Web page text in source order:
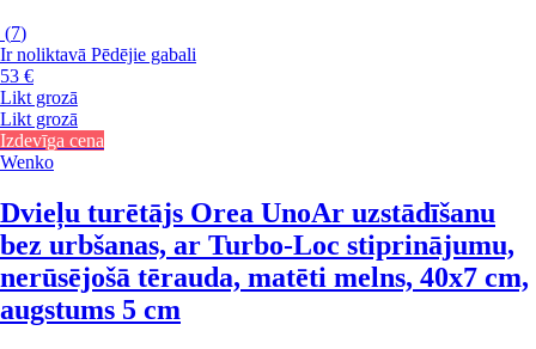
(7)
Ir noliktavā Pēdējie gabali
53 €
Likt grozā
Likt grozā
Izdevīga cena
Wenko
Dvieļu turētājs Orea UnoAr uzstādīšanu
bez urbšanas, ar Turbo-Loc stiprinājumu,
nerūsējošā tērauda, matēti melns, 40x7 cm,
augstums 5 cm